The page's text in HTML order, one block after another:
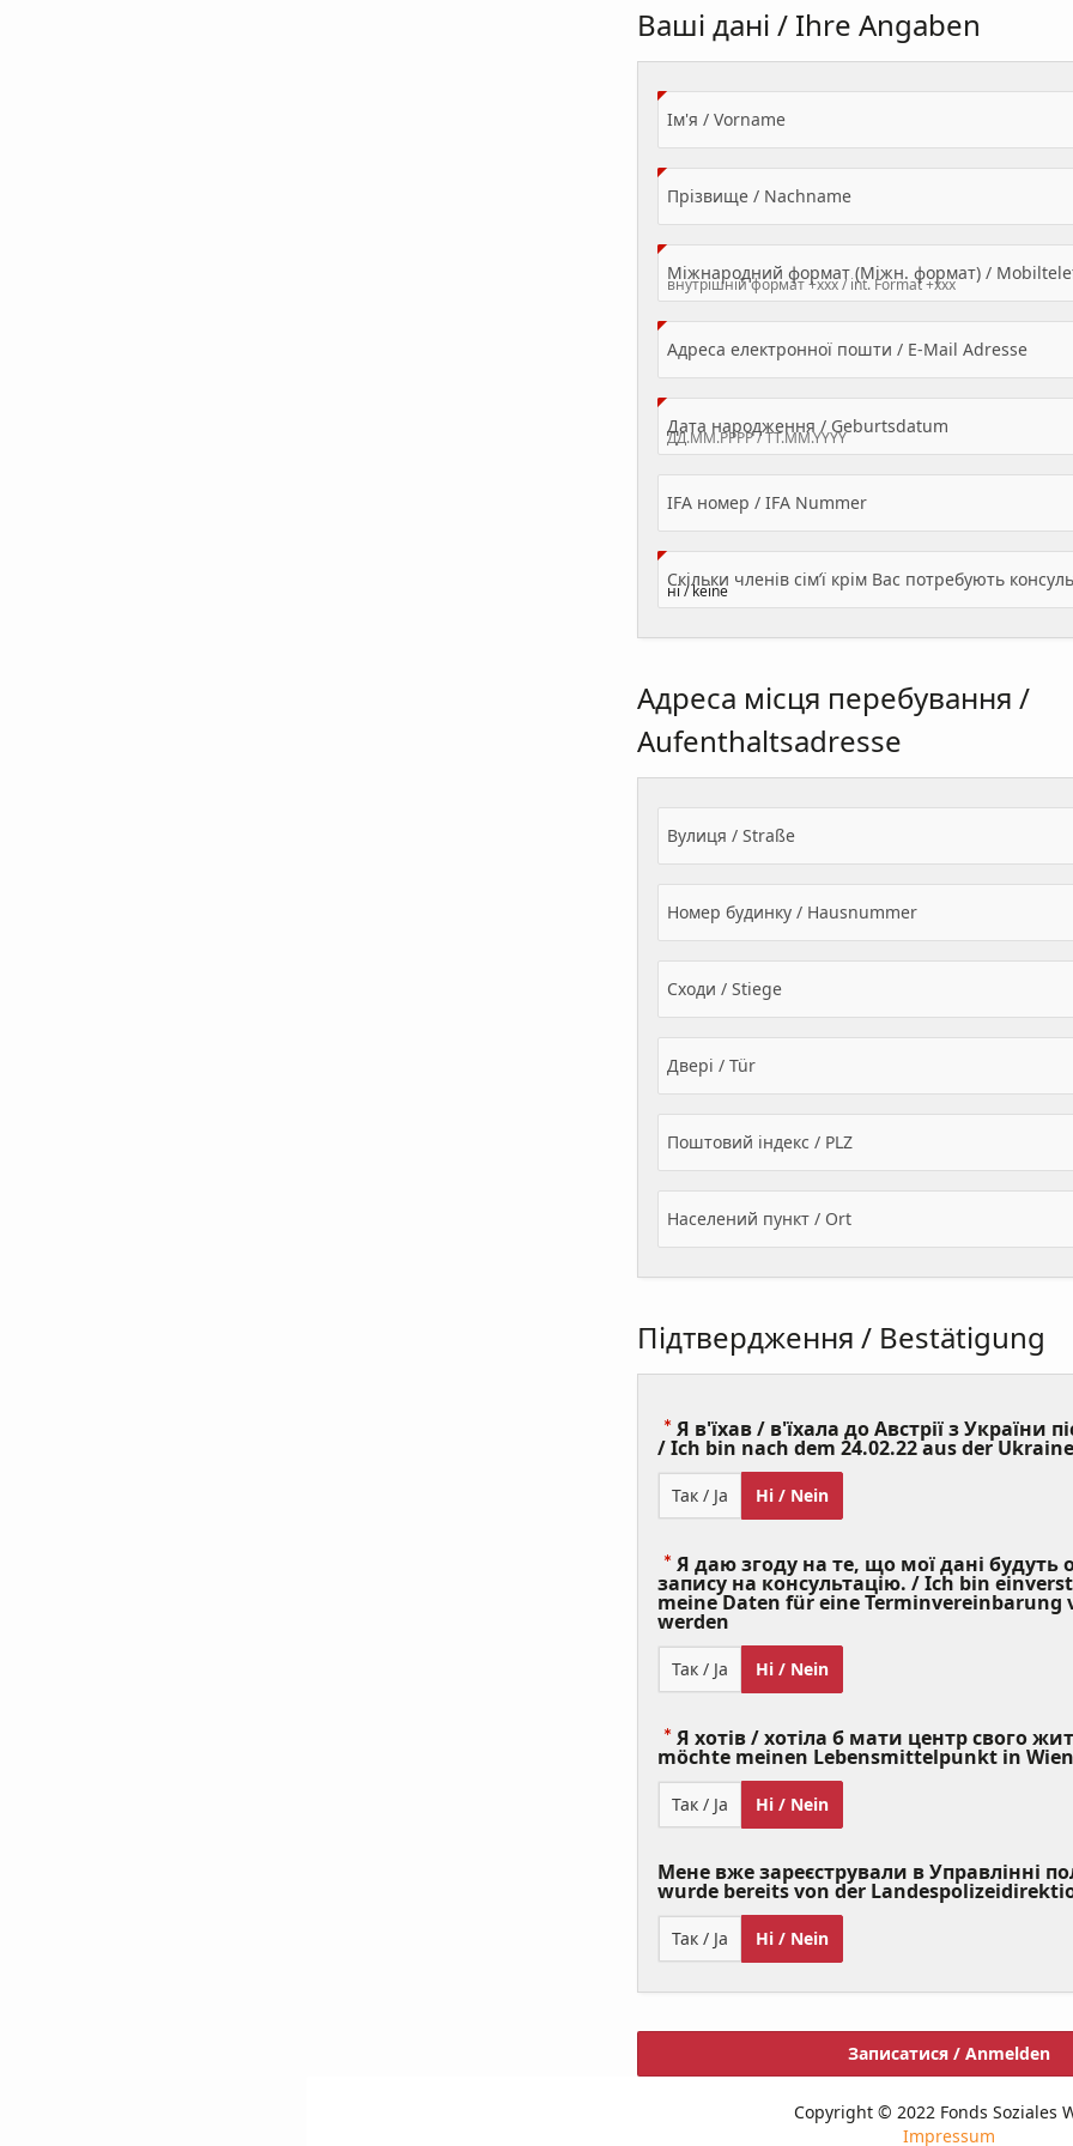
Ваші дані / Ihre Angaben
Ім'я / Vorname(Value Required)
Прізвище / Nachname(Value Required)
Міжнародний формат (Міжн. формат) /
Адреса електронної пошти / E-Mail Adresse
Дата народження / Geburtsdatum
IFA номер / IFA Nummer
Адреса місця перебування /
Aufenthaltsadresse
Вулиця / Straße
Номер будинку / Hausnummer
Сходи / Stiege
Двері / Tür
Поштовий індекс / PLZ
Населений пункт / Ort
Підтвердження / Bestätigung
Я в'їхав / в'їхала до Австрії з України
/ Ich bin nach dem 24.02.22 aus der
Так / Ja Ні / Nein
Я даю згоду на те, що мої дані будуть
запису на консультацію. / Ich bin
meine Daten für eine Terminvereinbarung
werden
Required)
Так / Ja Ні / Nein
Я хотів / хотіла б мати центр свого
möchte meinen Lebensmittelpunkt in
Так / Ja Ні / Nein
Мене вже зареєстрували в Управлінні
wurde bereits von der
Так / Ja Ні / Nein
Записатися / Anmelden
Copyright © 2022 Fonds Soziales
Impressum